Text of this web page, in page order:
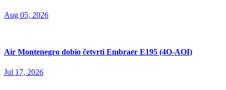
Aug 05, 2026
Air Montenegro dobio četvrti Embraer E195 (4O-AOI)
Jul 17, 2026